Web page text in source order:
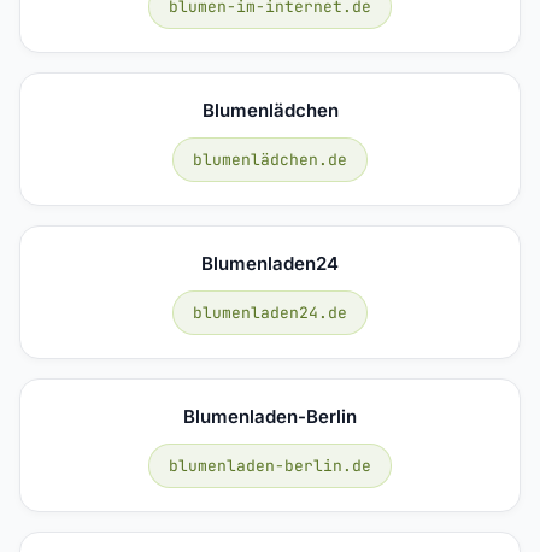
blumen-im-internet.de
Blumenlädchen
blumenlädchen.de
Blumenladen24
blumenladen24.de
Blumenladen-Berlin
blumenladen-berlin.de